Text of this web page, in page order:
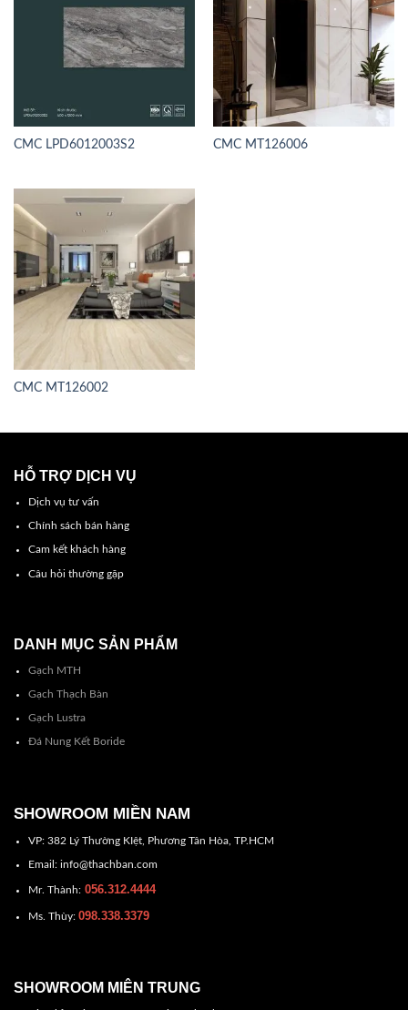
CMC LPD6012003S2 CMC MT126006
CMC MT126002
HỖ TRỢ DỊCH VỤ
Dịch vụ tư vấn
Chính sách bán hàng
Cam kết khách hàng
Câu hỏi thường gặp
DANH MỤC SẢN PHẨM
Gạch MTH
Gạch Thạch Bàn
Gạch Lustra
Đá Nung Kết Boride
SHOWROOM MIỀN NAM
VP: 382 Lý Thường KIệt, Phương Tân Hòa, TP.HCM
Email: info@thachban.com
Mr. Thành:056.312.4444
Ms. Thùy: 098.338.3379
SHOWROOM MIÊN TRUNG